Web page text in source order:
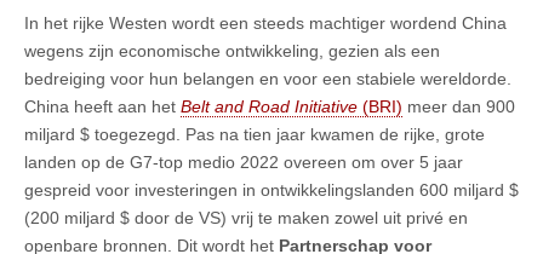
In het rijke Westen wordt een steeds machtiger wordend China
wegens zijn economische ontwikkeling, gezien als een
bedreiging voor hun belangen en voor een stabiele wereldorde.
China heeft aan het Belt and Road Initiative (BRI) meer dan 900
miljard $ toegezegd. Pas na tien jaar kwamen de rijke, grote
landen op de G7-top medio 2022 overeen om over 5 jaar
gespreid voor investeringen in ontwikkelingslanden 600 miljard $
(200 miljard $ door de VS) vrij te maken zowel uit privé en
openbare bronnen. Dit wordt het Partnerschap voor